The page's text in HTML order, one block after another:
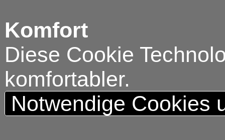
Komfort
Diese Cookie
komfortabler.
Notwendige Cookies